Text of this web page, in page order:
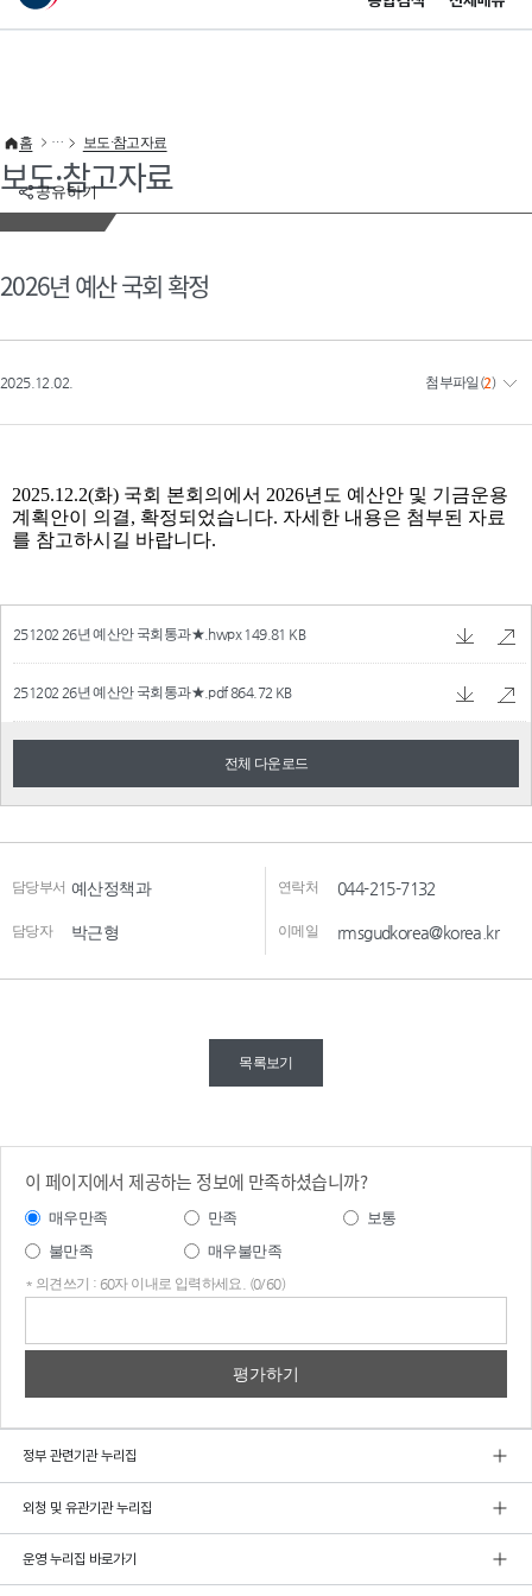
이 누리집은 대한민국 공식 전자정부 누리집입니다.
공유하기
홈 보도·참고자료
보도·참고자료
2026년 예산 국회 확정
2025.12.02. 첨부파일 (2)
251202 26년 예산안 국회통과★.hwpx 149.81 KB
251202 26년 예산안 국회통과★.pdf864.72 KB
전체 다운로드
담당부서 예산정책과 연락처 044-215-7132
담당자 박근형 이메일 rmsgudkorea@korea.kr
목록보기
이 페이지에서 제공하는 정보에 만족하셨습니까?
매우만족 만족
보통
불만족
매우불만족
* 의견쓰기 : 60자 이내로 입력하세요. (0/60)
정부 관련기관 누리집
외청 및 유관기관 누리집
운영 누리집 바로가기